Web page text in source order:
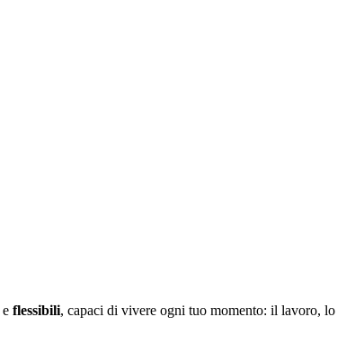
e flessibili, capaci di vivere ogni tuo momento: il lavoro, lo